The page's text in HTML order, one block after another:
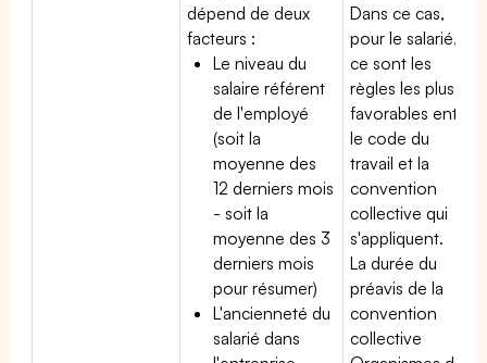
dépend de deux
facteurs :
Le niveau du
salaire référent
de l'employé
(soit la
moyenne des
12 derniers mois
- soit la
moyenne des 3
derniers mois
pour résumer)
L'ancienneté du
salarié dans
Dans ce cas,
pour le salarié,
ce sont les
règles les plus
favorables entre
le code du
travail et la
convention
collective qui
s'appliquent.
La durée du
préavis de la
convention
collective